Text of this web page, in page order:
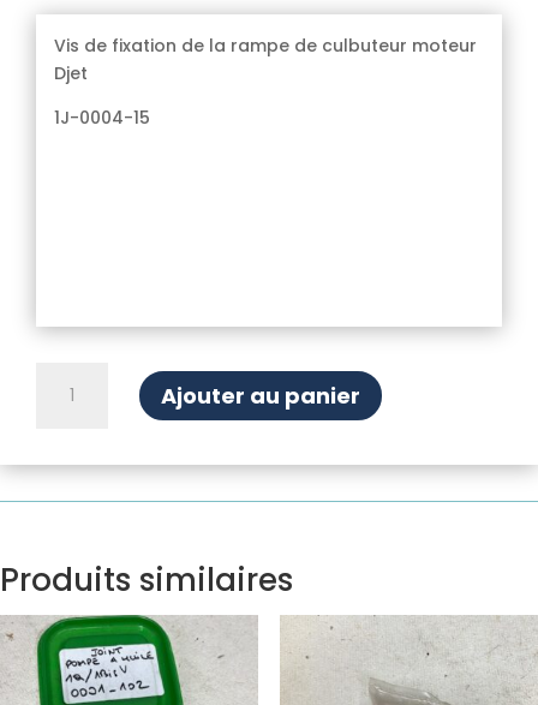
Vis de fixation de la rampe de culbuteur moteur
Djet
1J-0004-15
Ajouter au panier
Produits similaires